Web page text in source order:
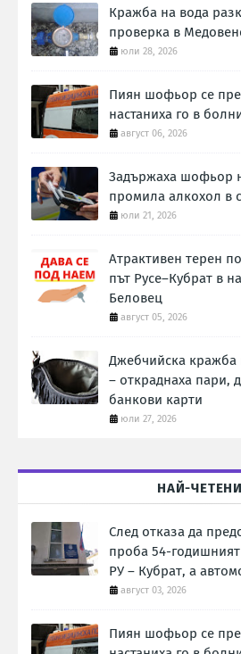
Кражба на вода
проверка в
юли 28, 2026
Пиян шофьор се
настаниха го в
август 06, 2026
Задържаха шофьор
промила алкохол в
юли 21, 2026
Атрактивен терен
път Русе–Кубрат в
Беловец
август 05, 2026
Джебчийска кражба
– откраднаха пари,
банкови карти
юли 27, 2026
НАЙ-ЧЕТЕНИ
След отказа да
проба 54-
РУ – Кубрат, а
август 03, 2026
Пиян шофьор се